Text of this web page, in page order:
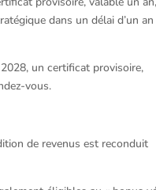
dans un délai d’un an
un certificat provisoire,
vous.
de revenus est reconduit